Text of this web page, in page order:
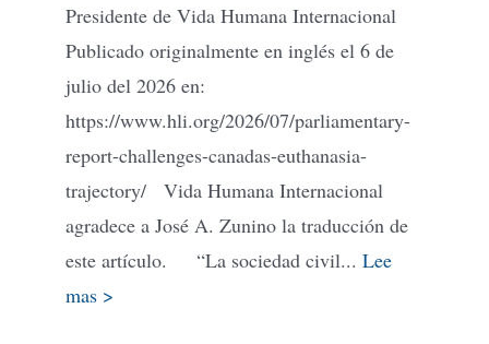
Presidente de Vida Humana Internacional
Publicado originalmente en inglés el 6 de
julio del 2026 en:
https://www.hli.org/2026/07/parliamentary-
report-challenges-canadas-euthanasia-
trajectory/ Vida Humana Internacional
agradece a José A. Zunino la traducción de
este artículo. “La sociedad civil... Lee
mas >